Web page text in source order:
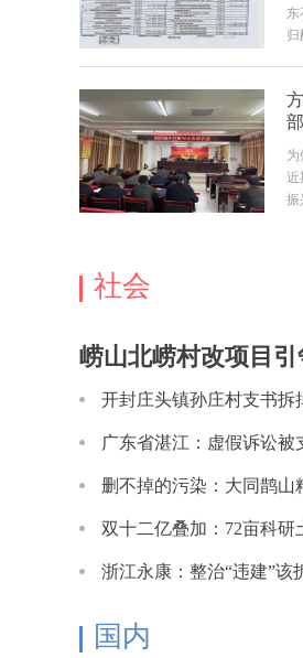
东
归
为
近
振
社会
崂山北崂村改项目
开封庄头镇孙庄村支书拆
嫌
广东省湛江：虚假诉讼被
删不掉的污染：大同鹊山
双十二亿叠加：72亩科
互
浙江永康：整治“违建”该
国内